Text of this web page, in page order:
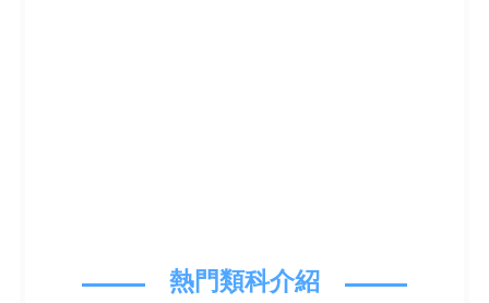
熱門類科介紹